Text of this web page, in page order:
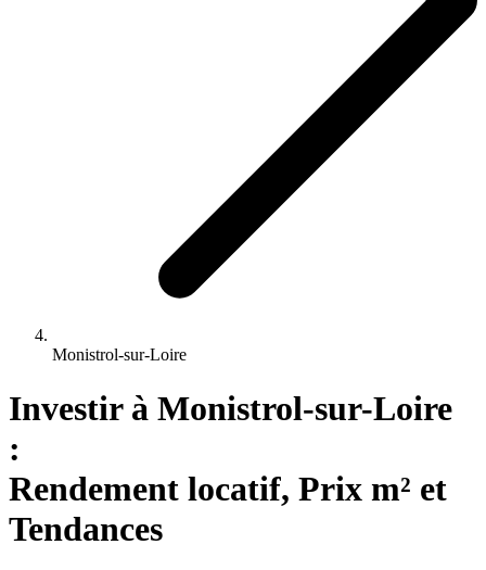
Monistrol-sur-Loire
Investir à Monistrol-sur-Loire
:
Rendement locatif, Prix m² et
Tendances